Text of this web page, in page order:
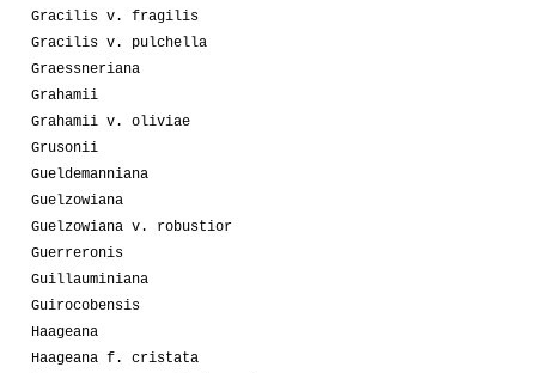
Gracilis v. fragilis
Gracilis v. pulchella
Graessneriana
Grahamii
Grahamii v. oliviae
Grusonii
Gueldemanniana
Guelzowiana
Guelzowiana v. robustior
Guerreronis
Guillauminiana
Guirocobensis
Haageana
Haageana f. cristata